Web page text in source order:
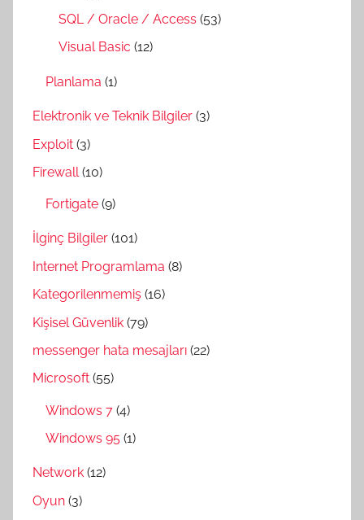
SQL / Oracle / Access (53)
Visual Basic (12)
Planlama (1)
Elektronik ve Teknik Bilgiler (3)
Exploit (3)
Firewall(10)
Fortigate (9)
İlginç Bilgiler (101)
Internet Programlama (8)
Kategorilenmemiş (16)
Kişisel Güvenlik (79)
messenger hata mesajları (22)
Microsoft (55)
Windows 7 (4)
Windows 95 (1)
Network (12)
Oyun (3)